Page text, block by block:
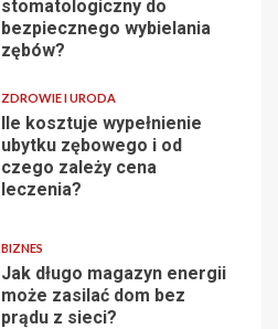
stomatologiczny do
bezpiecznego wybielania
zębów?
ZDROWIE I URODA
Ile kosztuje wypełnienie
ubytku zębowego i od
czego zależy cena
leczenia?
BIZNES
Jak długo magazyn energii
może zasilać dom bez
prądu z sieci?